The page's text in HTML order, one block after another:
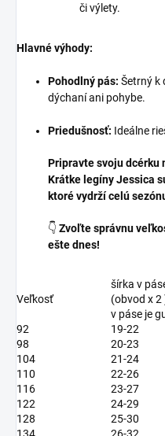
či výlety.
Hlavné výhody:
Pohodlný pás: Šetrný k
dýchaní ani pohybe.
Priedušnosť: Ideálne
Pripravte svoju dcérku
Krátke legíny Jessica
ktoré vydrží celú
👇 Zvoľte správnu
ešte dnes!
Veľkosť
šírka v
(obvod x 2
v páse je
92
19-22
98
20-23
104
21-24
110
22-26
116
23-27
122
24-29
128
25-30
134
26-32